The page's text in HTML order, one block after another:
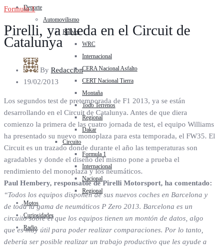
Deporte
Automovilismo
Rallyes
WRC
Internacional
CERA Nacional Asfalto
CERT Nacional Tierra
Montaña
Todo Terrenos
Regional
Dakar
Circuito
Formula 1
Internacional
Nacional
Regional
Motos
Curiosidades
Radio
Formula 1
Pirelli, ya rueda en el Circuit de
Catalunya
By Redaccion
19/02/2013
Los segundos test de pretemporada de F1 2013, ya se están
desarrollando en el Circuit de Catalunya. Antes de que diera
comienzo la primera de las cuatro jornada de test, el equipo Williams
ha presentado su nuevo monoplaza para esta temporada, el FW35. El
Circuit es un trazado donde durante el año las temperaturas son
agradables y donde el diseño del mismo pone a prueba el
rendimiento del monoplaza y los neumáticos.
Paul Hembery, responsable de Pirelli Motorsport, ha comentado:
“Todos los equipos disponen de sus nuevos coches en Barcelona y
de toda la gama de neumáticos P Zero 2013. Barcelona es un
circuito sobre el que los equipos tienen un montón de datos, algo
que es muy útil para poder realizar comparaciones. Por lo tanto,
debería ser posible realizar un trabajo productivo que les ayude a